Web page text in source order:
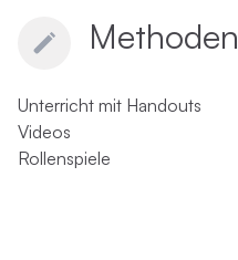
Methoden
Unterricht mit Handouts
Videos
Rollenspiele